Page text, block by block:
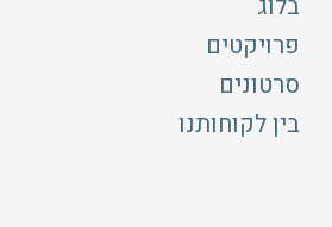
פרויקטים
סרטונים
בין לקוחותנו